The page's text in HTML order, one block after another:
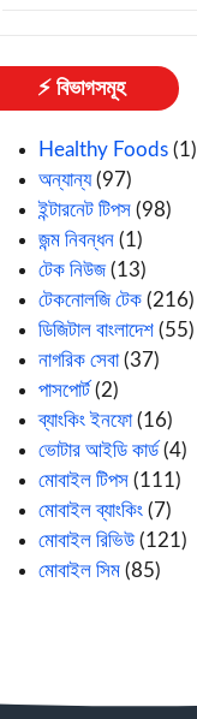
⚡ বিভাগসমূহ
Healthy Foods (1)
অন্যান্য(97)
ইন্টারনেট টিপস (98)
জন্ম নিবন্ধন (1)
টেক নিউজ(13)
টেকনোলজি টেক (216)
ডিজিটাল বাংলাদেশ (55)
নাগরিক সেবা(37)
পাসপোর্ট (2)
ব্যাংকিং ইনফো(16)
ভোটার আইডি কার্ড (4)
মোবাইল টিপস (111)
মোবাইল ব্যাংকিং (7)
মোবাইল রিভিউ (121)
মোবাইল সিম (85)